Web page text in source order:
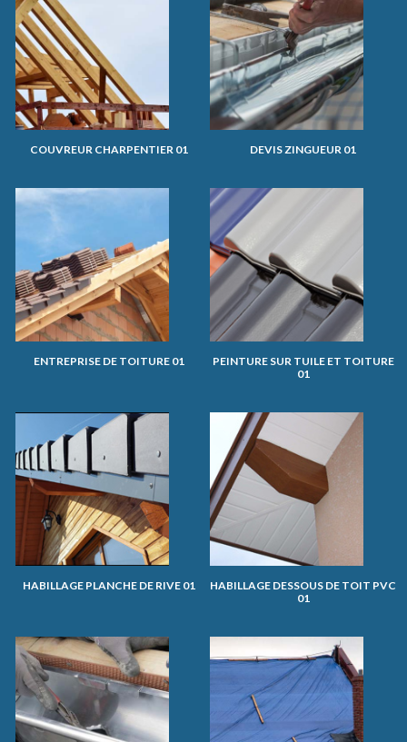
COUVREUR CHARPENTIER 01 DEVIS ZINGUEUR 01
ENTREPRISE DE TOITURE 01
PEINTURE SUR TUILE ET TOITURE
01
HABILLAGE PLANCHE DE RIVE 01
HABILLAGE DESSOUS DE TOIT PVC
01